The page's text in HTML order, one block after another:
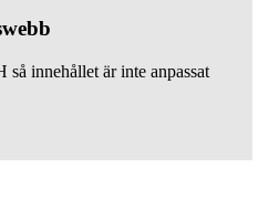
innehållet är inte anpassat